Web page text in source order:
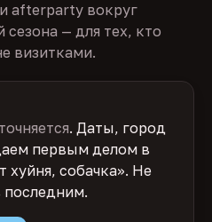
afterparty вокруг
— для тех, кто
визитками.
. Даты, город
первым делом в
хуйня, собачка». Не
последним.